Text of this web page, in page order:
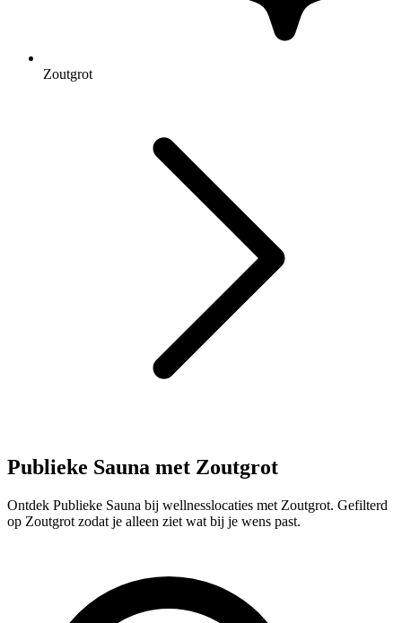
Zoutgrot
Publieke Sauna met Zoutgrot
Ontdek Publieke Sauna bij wellnesslocaties met Zoutgrot. Gefilterd
op Zoutgrot zodat je alleen ziet wat bij je wens past.